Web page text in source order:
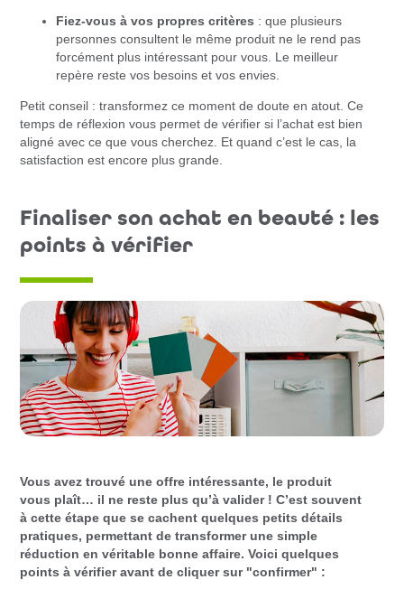
Fiez-vous à vos propres critères : que plusieurs
personnes consultent le même produit ne le rend pas
forcément plus intéressant pour vous. Le meilleur
repère reste vos besoins et vos envies.
Petit conseil : transformez ce moment de doute en atout. Ce
temps de réflexion vous permet de vérifier si l’achat est bien
aligné avec ce que vous cherchez. Et quand c’est le cas, la
satisfaction est encore plus grande.
Finaliser son achat en beauté : les
points à vérifier
Vous avez trouvé une offre intéressante, le produit
vous plaît… il ne reste plus qu’à valider ! C’est souvent
à cette étape que se cachent quelques petits détails
pratiques, permettant de transformer une simple
réduction en véritable bonne affaire. Voici quelques
points à vérifier avant de cliquer sur "confirmer" :